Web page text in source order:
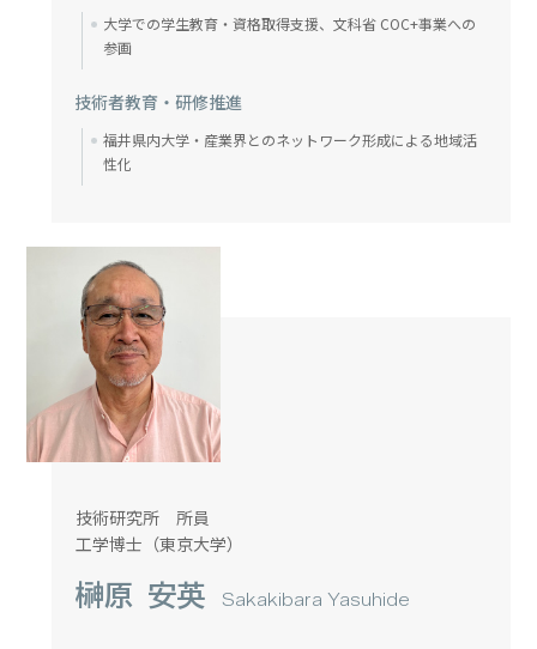
大学での学生教育・資格取得支援、文科省 COC+事業への
参画
技術者教育・研修推進
福井県内大学・産業界とのネットワーク形成による地域活
性化
技術研究所 所員
工学博士（東京大学）
榊原 安英 Sakakibara Yasuhide